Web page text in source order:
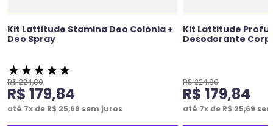
Kit Lattitude Stamina Deo Colônia +
Deo Spray
★★★★★
R$224,80
R$ 179,84
até 7x de R$ 25,69 sem juros
Kit Lattitude
Desodorante
R$224,80
R$ 179,84
até 7x de R$ 25,69